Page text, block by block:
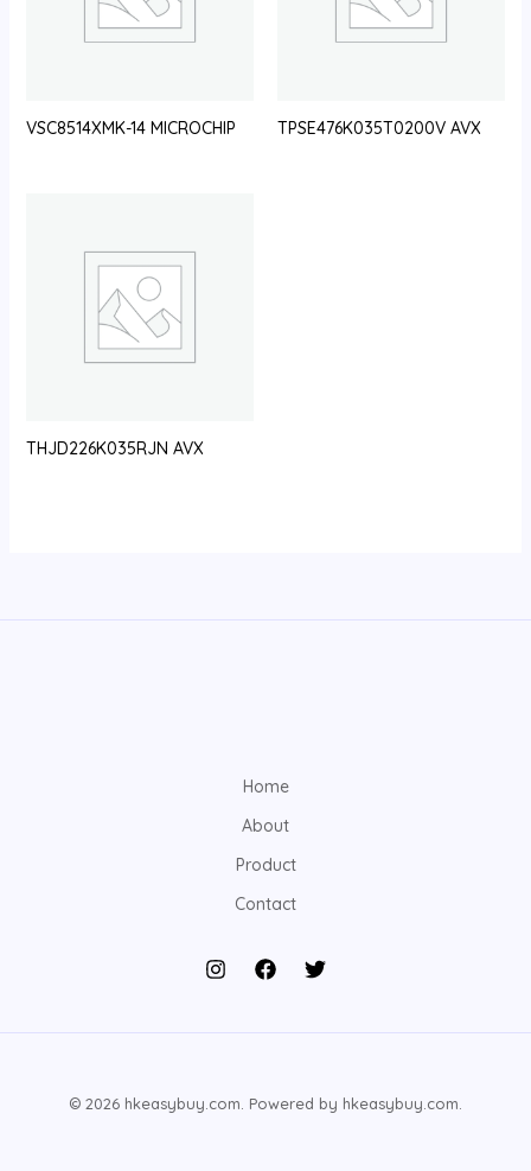
VSC8514XMK-14 MICROCHIP TPSE476K035T0200V AVX
THJD226K035RJN AVX
Home
About
Product
Contact
© 2026 hkeasybuy.com. Powered by hkeasybuy.com.